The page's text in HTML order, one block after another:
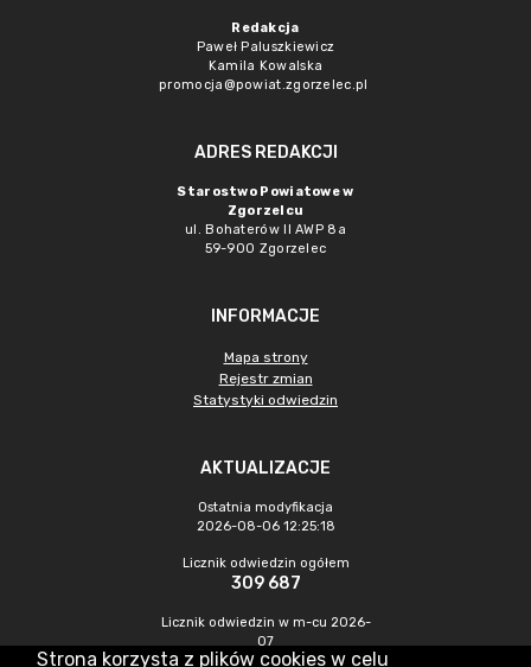
Redakcja
Paweł Paluszkiewicz
Kamila Kowalska
promocja@powiat.zgorzelec.pl
ADRES REDAKCJI
Starostwo Powiatowe w
Zgorzelcu
ul. Bohaterów II AWP 8a
59-900 Zgorzelec
INFORMACJE
Mapa strony
Rejestr zmian
Statystyki odwiedzin
AKTUALIZACJE
Ostatnia modyfikacja
2026-08-06 12:25:18
Licznik odwiedzin ogółem
309 687
Licznik odwiedzin w m-cu 2026-
07
385
Strona korzysta z plików cookies w celu